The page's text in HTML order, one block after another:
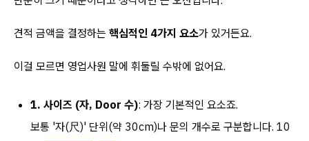
견적 금액을 결정하는 핵심적인 4가지 요소가 있거든요.
이걸 모르면 영업사원 말에 휘둘릴 수밖에 없어요.
1. 사이즈 (자, Door 수): 가장 기본적인 요소죠.
보통 '자(尺)' 단위(약 30cm)나 문의 개수로 구분합니다. 10